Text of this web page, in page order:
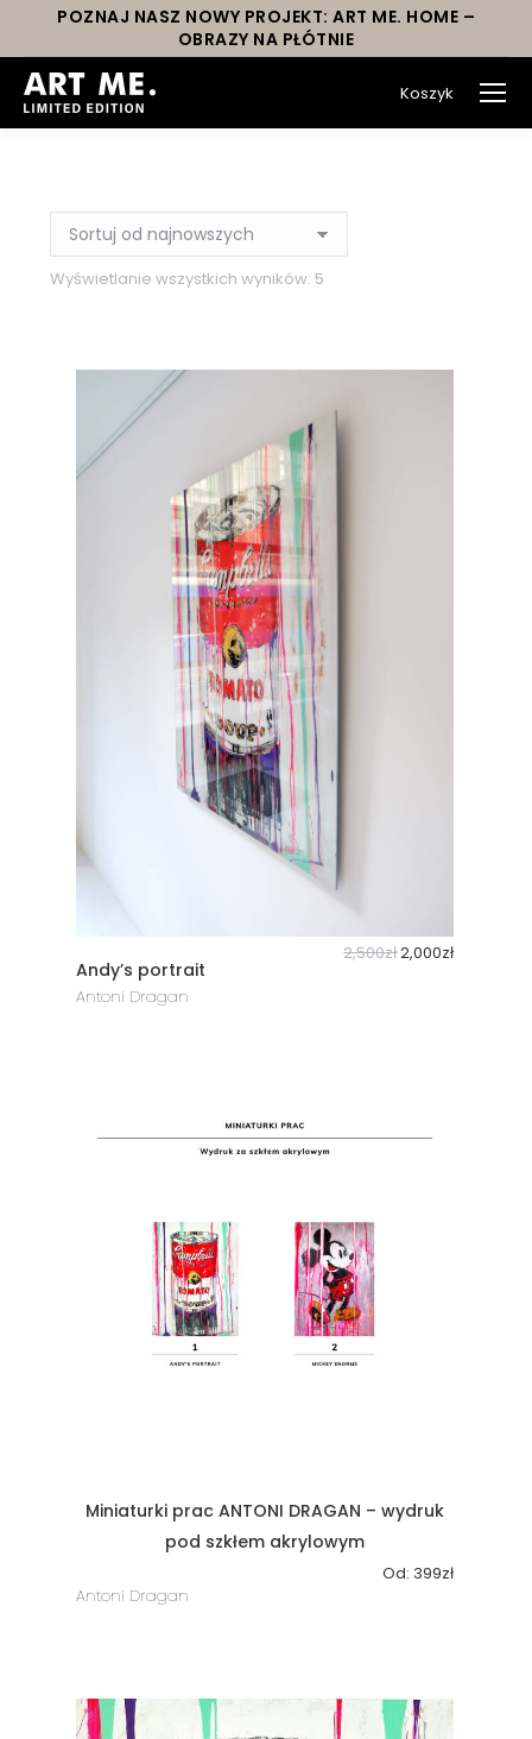
POZNAJ NASZ NOWY PROJEKT: ART ME. HOME –
OBRAZY NA PŁÓTNIE
Koszyk
Wyświetlanie wszystkich wyników: 5
Andy’s portrait
2,500zł2,000zł
Antoni Dragan
Miniaturki prac ANTONI DRAGAN – wydruk
pod szkłem akrylowym
Od: 399zł
Antoni Dragan